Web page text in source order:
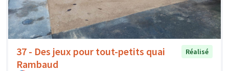
37 - Des jeux pour tout-petits quai
Rambaud
Réalisé